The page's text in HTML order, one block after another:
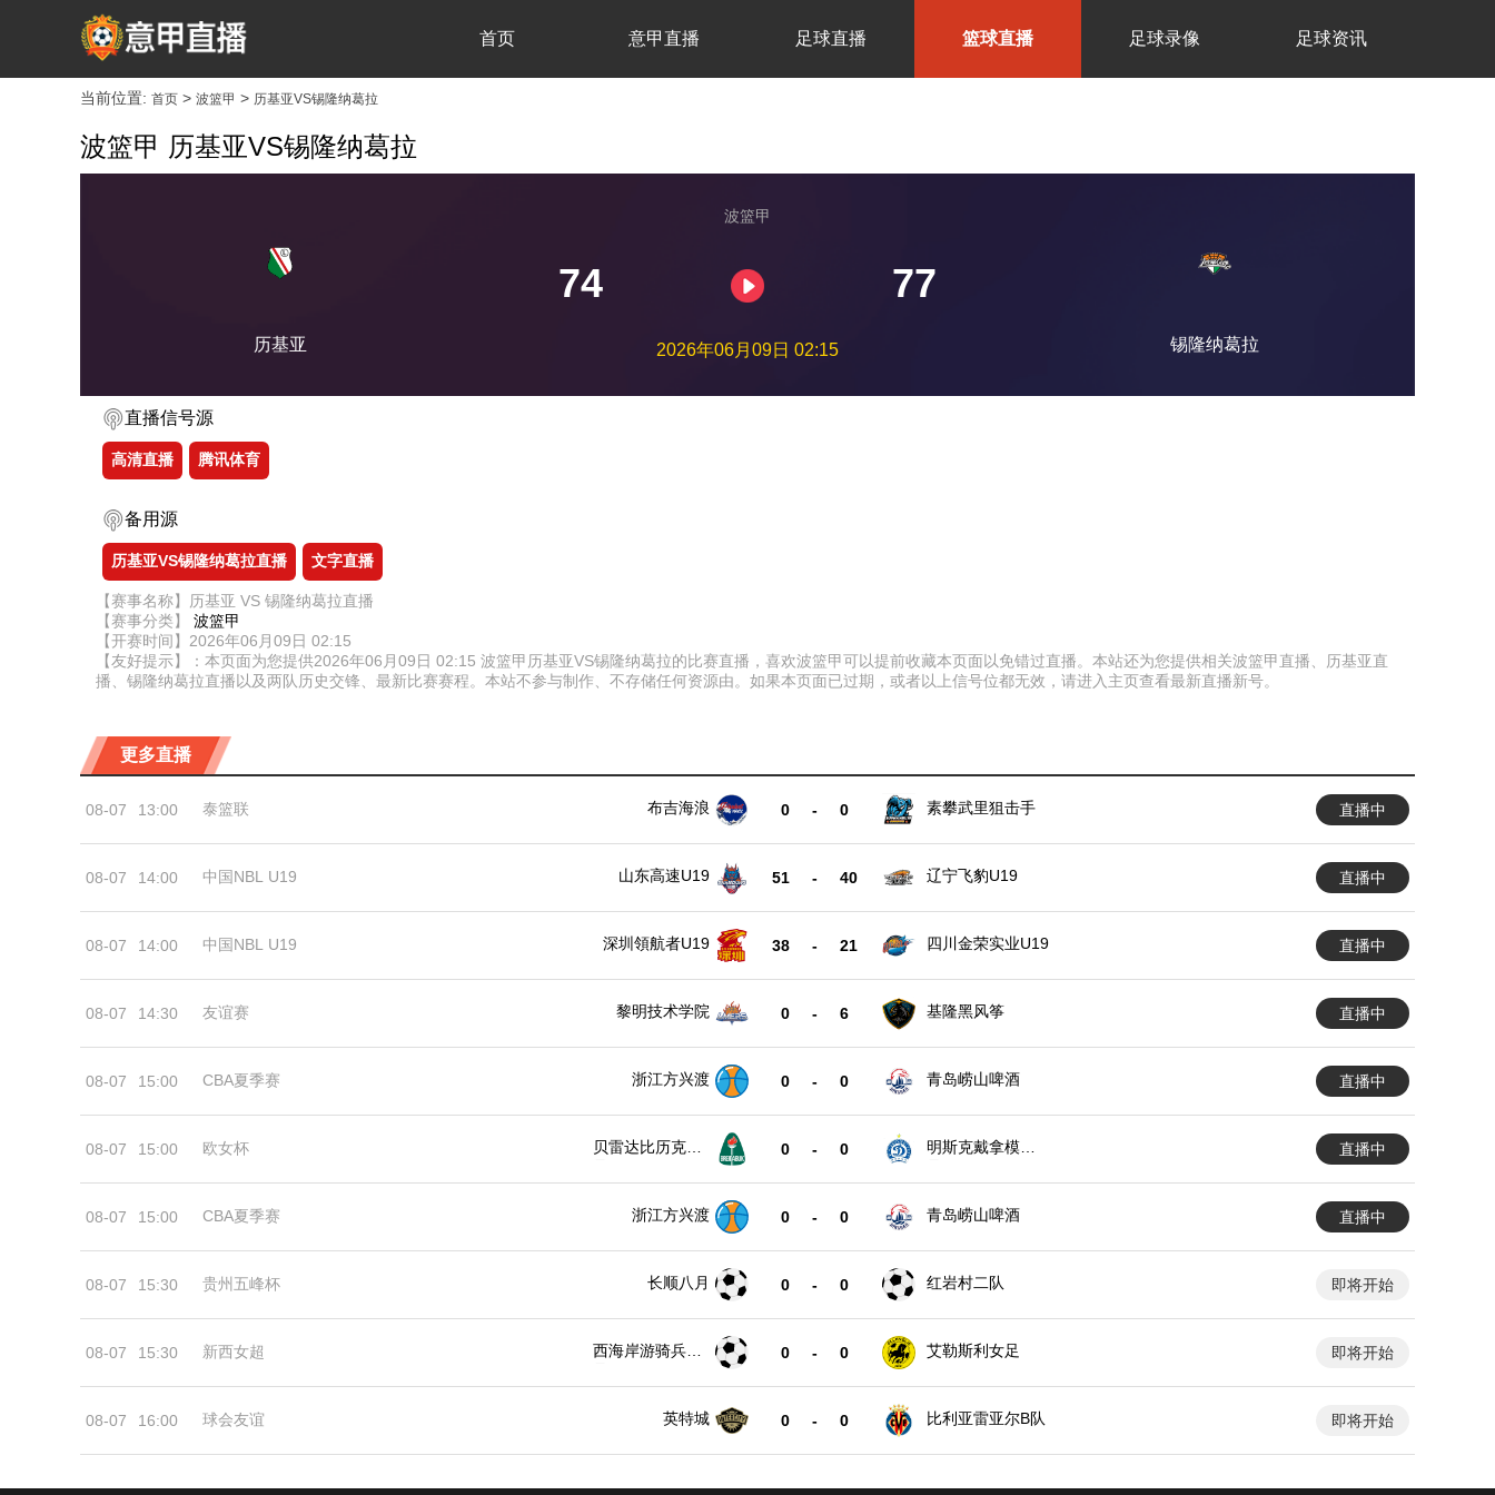
首页 意甲直播 足球直播 篮球直播 足球录像 足球资讯
当前位置: 首页 > 波篮甲 > 历基亚VS锡隆纳葛拉
波篮甲 历基亚VS锡隆纳葛拉
历基亚
波篮甲
74 77
2026年06月09日 02:15 锡隆纳葛拉
直播信号源
高清直播 腾讯体育
备用源
历基亚VS锡隆纳葛拉直播 文字直播
【赛事名称】历基亚 VS 锡隆纳葛拉直播
【赛事分类】 波篮甲
【开赛时间】2026年06月09日 02:15
【友好提示】：本页面为您提供2026年06月09日 02:15 波篮甲历基亚VS锡隆纳葛拉的比赛直播，喜欢波篮甲可以提前收藏本页面以免错过直播。本站还为您提供相关波篮甲直播、历基亚直
播、锡隆纳葛拉直播以及两队历史交锋、最新比赛赛程。本站不参与制作、不存储任何资源由。如果本页面已过期，或者以上信号位都无效，请进入主页查看最新直播新号。
更多直播
08-07 13:00 泰篮联 布吉海浪 0 - 0 素攀武里狙击手 直播中
08-07 14:00 中国NBL U19 山东高速U19 51 - 40 辽宁飞豹U19 直播中
08-07 14:00 中国NBL U19 深圳領航者U19 38 - 21 四川金荣实业U19 直播中
08-07 14:30 友谊赛 黎明技术学院 0 - 6 基隆黑风筝 直播中
08-07 15:00 CBA夏季赛 浙江方兴渡 0 - 0 青岛崂山啤酒 直播中
08-07 15:00 欧女杯
贝雷达比历克女
0 - 0
明斯克戴拿模女
直播中
08-07 15:00 CBA夏季赛 浙江方兴渡 0 - 0 青岛崂山啤酒 直播中
08-07 15:30 贵州五峰杯 长顺八月 0 - 0 红岩村二队 即将开始
08-07 15:30 新西女超
西海岸游骑兵女
0 - 0 艾勒斯利女足 即将开始
08-07 16:00 球会友谊 英特城 0 - 0 比利亚雷亚尔B队 即将开始